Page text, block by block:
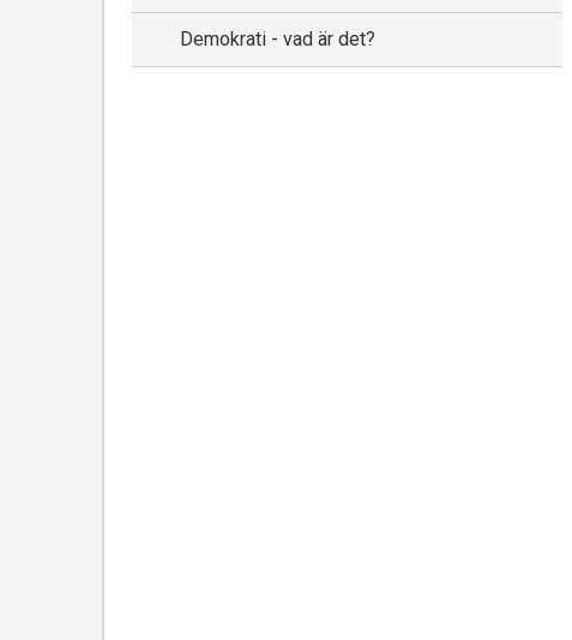
Demokrati - vad är det?